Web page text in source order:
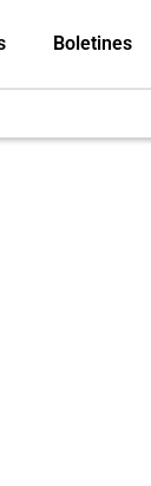
Boletines